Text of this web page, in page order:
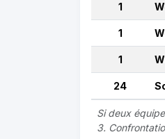
1
1
1
24
Si deux
3.